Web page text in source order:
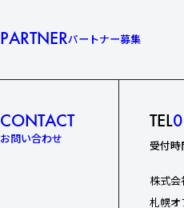
PARTNERパートナー募集
CONTACT
お問い合わせ
TEL
受付
株式
札幌オ